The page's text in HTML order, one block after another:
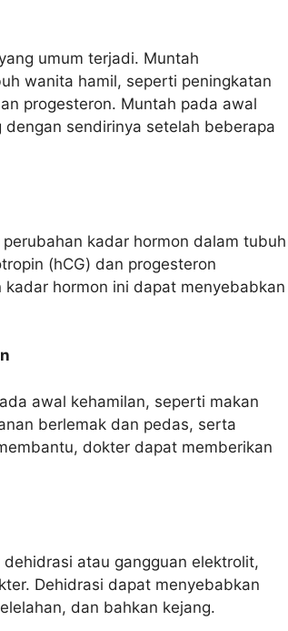
umum terjadi. Muntah
wanita hamil, seperti peningkatan
progesteron. Muntah pada awal
sendirinya setelah beberapa
kadar hormon dalam tubuh
(hCG) dan progesteron
hormon ini dapat menyebabkan
awal kehamilan, seperti makan
berlemak dan pedas, serta
dokter dapat memberikan
atau gangguan elektrolit,
Dehidrasi dapat menyebabkan
dan bahkan kejang.